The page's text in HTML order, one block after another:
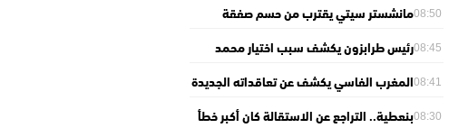
08:50مانشستر سيتي يقترب من حسم صفقة
بوعدي بعد مفاوضات مكثفة مع ليل
08:45رئيس طرابزون يكشف سبب اختيار محمد
08:41المغرب الفاسي يكشف عن تعاقداته الجديدة
في الميركاتو الصيفي
08:30بنعطية.. التراجع عن الاستقالة كان أكبر خطأ